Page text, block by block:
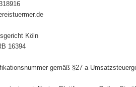
Köln
16394
gemäß §27 a